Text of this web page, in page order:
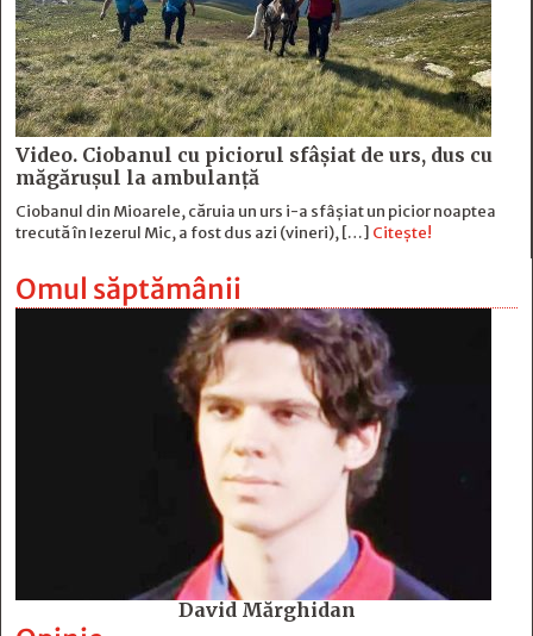
Video. Ciobanul cu piciorul sfâșiat de urs, dus cu
măgărușul la ambulanță
Ciobanul din Mioarele, căruia un urs i-a sfâșiat un picior noaptea
trecută în Iezerul Mic, a fost dus azi (vineri), […] Citește!
Omul săptămânii
David Mărghidan